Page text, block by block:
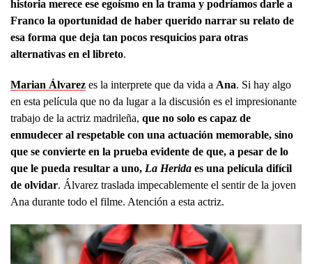
historia merece ese egoísmo en la trama y podríamos darle a
Franco la oportunidad de haber querido narrar su relato de
esa forma que deja tan pocos resquicios para otras
alternativas en el libreto.
Marian Álvarez es la interprete que da vida a Ana. Si hay algo
en esta película que no da lugar a la discusión es el impresionante
trabajo de la actriz madrileña, que no solo es capaz de
enmudecer al respetable con una actuación memorable, sino
que se convierte en la prueba evidente de que, a pesar de lo
que le pueda resultar a uno, La Herida es una película difícil
de olvidar. Álvarez traslada impecablemente el sentir de la joven
Ana durante todo el filme. Atención a esta actriz.